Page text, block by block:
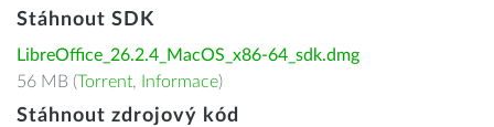
Stáhnout SDK
LibreOffice_26.2.4_MacOS_x86-64_sdk.dmg
56 MB (Torrent, Informace)
Stáhnout zdrojový kód